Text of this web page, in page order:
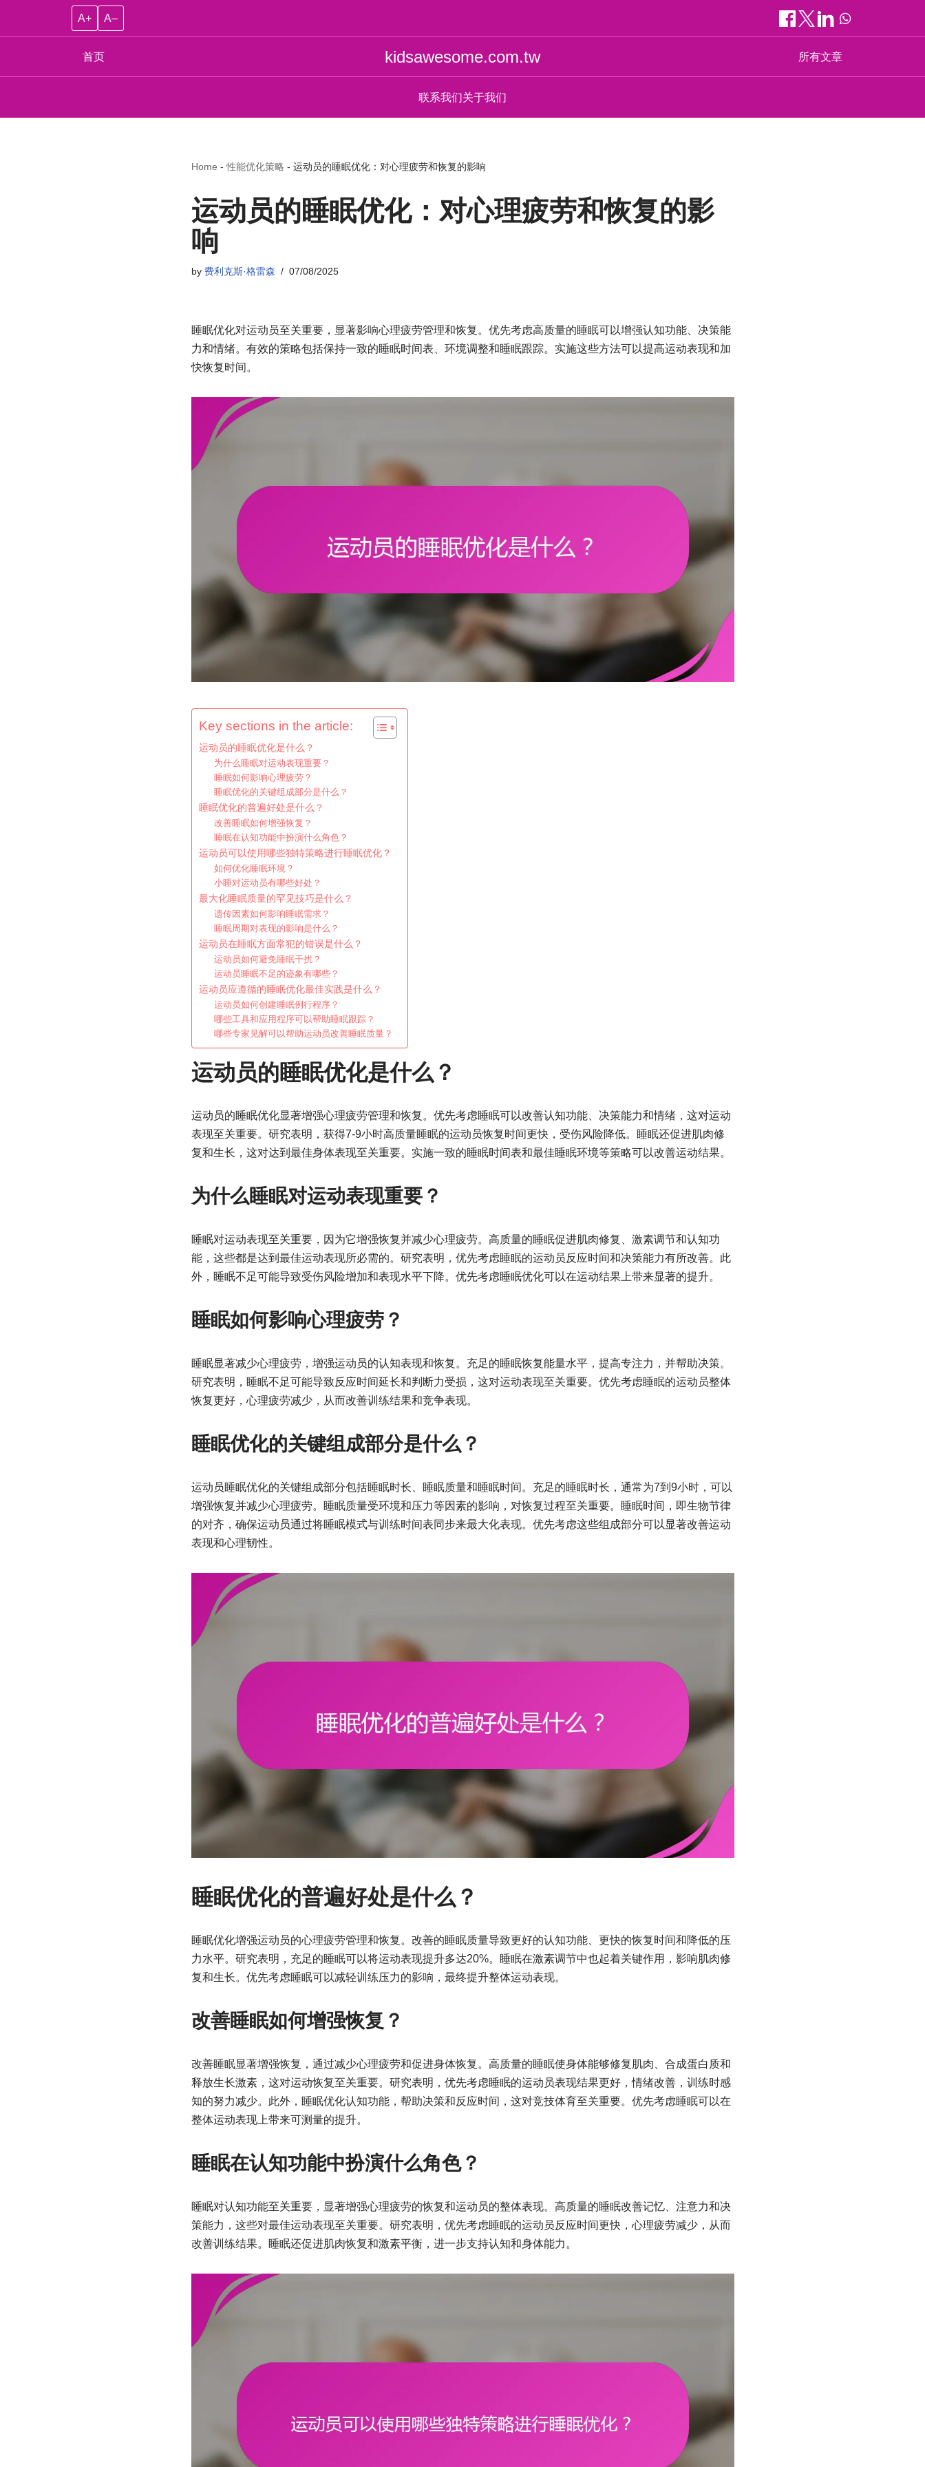
A+ A–
首页 kidsawesome.com.tw 所有文章
联系我们关于我们
Home -性能优化策略 - 运动员的睡眠优化：对心理疲劳和恢复的影响
运动员的睡眠优化：对心理疲劳和恢复的影
响
by 费利克斯·格雷森 07/08/2025
睡眠优化对运动员至关重要，显著影响心理疲劳管理和恢复。优先考虑高质量的睡眠可以增强认知功能、决策能
力和情绪。有效的策略包括保持一致的睡眠时间表、环境调整和睡眠跟踪。实施这些方法可以提高运动表现和加
快恢复时间。
Key sections in the article:
运动员的睡眠优化是什么？
为什么睡眠对运动表现重要？
睡眠如何影响心理疲劳？
睡眠优化的关键组成部分是什么？
睡眠优化的普遍好处是什么？
改善睡眠如何增强恢复？
睡眠在认知功能中扮演什么角色？
运动员可以使用哪些独特策略进行睡眠优化？
如何优化睡眠环境？
小睡对运动员有哪些好处？
最大化睡眠质量的罕见技巧是什么？
遗传因素如何影响睡眠需求？
睡眠周期对表现的影响是什么？
运动员在睡眠方面常犯的错误是什么？
运动员如何避免睡眠干扰？
运动员睡眠不足的迹象有哪些？
运动员应遵循的睡眠优化最佳实践是什么？
运动员如何创建睡眠例行程序？
哪些工具和应用程序可以帮助睡眠跟踪？
哪些专家见解可以帮助运动员改善睡眠质量？
运动员的睡眠优化是什么？
运动员的睡眠优化显著增强心理疲劳管理和恢复。优先考虑睡眠可以改善认知功能、决策能力和情绪，这对运动
表现至关重要。研究表明，获得7-9小时高质量睡眠的运动员恢复时间更快，受伤风险降低。睡眠还促进肌肉修
复和生长，这对达到最佳身体表现至关重要。实施一致的睡眠时间表和最佳睡眠环境等策略可以改善运动结果。
为什么睡眠对运动表现重要？
睡眠对运动表现至关重要，因为它增强恢复并减少心理疲劳。高质量的睡眠促进肌肉修复、激素调节和认知功
能，这些都是达到最佳运动表现所必需的。研究表明，优先考虑睡眠的运动员反应时间和决策能力有所改善。此
外，睡眠不足可能导致受伤风险增加和表现水平下降。优先考虑睡眠优化可以在运动结果上带来显著的提升。
睡眠如何影响心理疲劳？
睡眠显著减少心理疲劳，增强运动员的认知表现和恢复。充足的睡眠恢复能量水平，提高专注力，并帮助决策。
研究表明，睡眠不足可能导致反应时间延长和判断力受损，这对运动表现至关重要。优先考虑睡眠的运动员整体
恢复更好，心理疲劳减少，从而改善训练结果和竞争表现。
睡眠优化的关键组成部分是什么？
运动员睡眠优化的关键组成部分包括睡眠时长、睡眠质量和睡眠时间。充足的睡眠时长，通常为7到9小时，可以
增强恢复并减少心理疲劳。睡眠质量受环境和压力等因素的影响，对恢复过程至关重要。睡眠时间，即生物节律
的对齐，确保运动员通过将睡眠模式与训练时间表同步来最大化表现。优先考虑这些组成部分可以显著改善运动
表现和心理韧性。
睡眠优化的普遍好处是什么？
睡眠优化增强运动员的心理疲劳管理和恢复。改善的睡眠质量导致更好的认知功能、更快的恢复时间和降低的压
力水平。研究表明，充足的睡眠可以将运动表现提升多达20%。睡眠在激素调节中也起着关键作用，影响肌肉修
复和生长。优先考虑睡眠可以减轻训练压力的影响，最终提升整体运动表现。
改善睡眠如何增强恢复？
改善睡眠显著增强恢复，通过减少心理疲劳和促进身体恢复。高质量的睡眠使身体能够修复肌肉、合成蛋白质和
释放生长激素，这对运动恢复至关重要。研究表明，优先考虑睡眠的运动员表现结果更好，情绪改善，训练时感
知的努力减少。此外，睡眠优化认知功能，帮助决策和反应时间，这对竞技体育至关重要。优先考虑睡眠可以在
整体运动表现上带来可测量的提升。
睡眠在认知功能中扮演什么角色？
睡眠对认知功能至关重要，显著增强心理疲劳的恢复和运动员的整体表现。高质量的睡眠改善记忆、注意力和决
策能力，这些对最佳运动表现至关重要。研究表明，优先考虑睡眠的运动员反应时间更快，心理疲劳减少，从而
改善训练结果。睡眠还促进肌肉恢复和激素平衡，进一步支持认知和身体能力。